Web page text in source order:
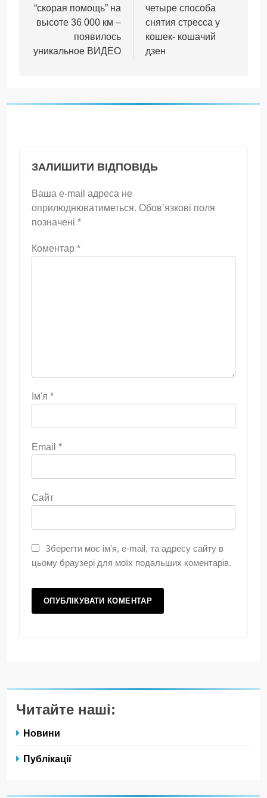
“скорая помощь” на
высоте 36 000 км –
появилось
уникальное ВИДЕО
четыре способа
снятия стресса у
кошек- кошачий
дзен
ЗАЛИШИТИ ВІДПОВІДЬ
Ваша e-mail адреса не
оприлюднюватиметься. Обов’язкові поля
позначені *
Коментар *
Ім'я *
Email *
Сайт
Зберегти моє ім'я, e-mail, та адресу сайту в
цьому браузері для моїх подальших коментарів.
Читайте наші:
Новини
Публікації